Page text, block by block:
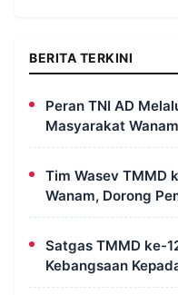
BERITA TERKINI
Peran TNI AD
Masyarakat Wanam
Tim Wasev TMMD
Wanam, Dorong
Kesejahteraan
Satgas TMMD ke-
Kebangsaan
Merauke